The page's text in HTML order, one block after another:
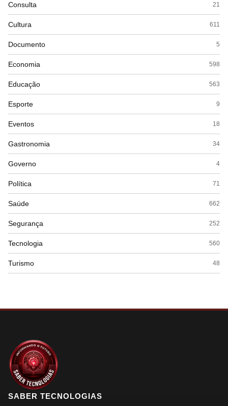
Consulta 21
Cultura 611
Documento 5
Economia 598
Educação 563
Esporte 9
Eventos 18
Gastronomia 34
Governo 4
Política 71
Saúde 662
Segurança 252
Tecnologia 560
Turismo 48
SABER TECNOLOGIAS